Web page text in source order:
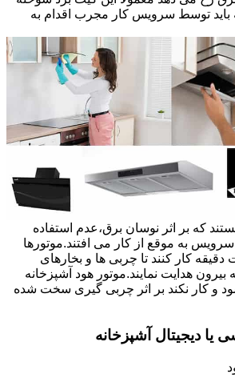
باید توسط سرویس کار مجرب اقدام به
که بر اثر نوسان برق،عدم استفاده
به موقع از کار می افتند.موتورها
دقیقه کار کنند تا چربی ها و بخارهای
بیرون هدایت نمایند.موتور هود آشپزخانه
و کار نکند بر اثر چربی گیری سخت شده
دیجیتال آشپزخانه